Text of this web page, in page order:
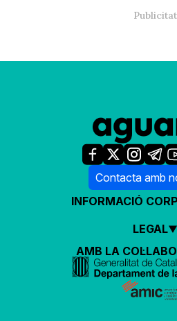
Contacta amb
INFORMACIÓ
LEGAL
AMB LA